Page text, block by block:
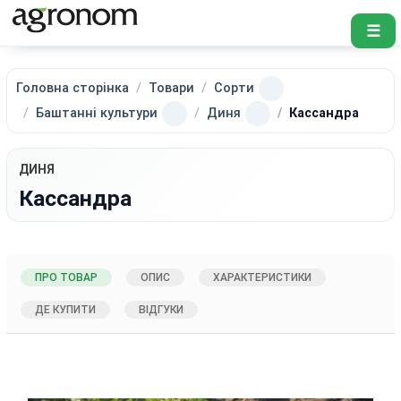
☰
Головна сторінка Товари
Сорти
Баштанні культури
Диня Кассандра
ДИНЯ
Кассандра
ПРО ТОВАР ОПИС ХАРАКТЕРИСТИКИ
ДЕ КУПИТИ ВІДГУКИ